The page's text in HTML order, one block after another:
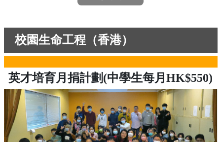
校園生命工程（香港）
英才培育月捐計劃(中學生每月HK$550)